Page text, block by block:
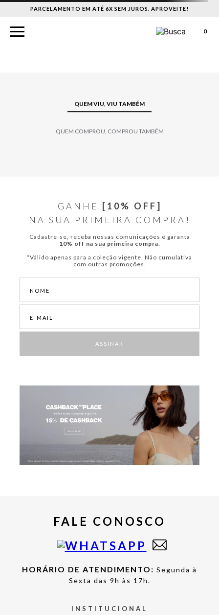
PARCELAMENTO EM ATÉ 6X SEM JUROS. APROVEITE!
0
QUEM VIU, VIU TAMBÉM
QUEM COMPROU, COMPROU TAMBÉM
GANHE
[10% OFF]
NA SUA PRIMEIRA COMPRA!
Cadastre-se, receba nossas comunicações e garanta
10% off na sua primeira compra.
*Válido apenas para a coleção vigente. Não cumulativa
com outras promoções.
ASSINAR
FALE CONOSCO
HORÁRIO DE ATENDIMENTO: Segunda à
Sexta das 9h às 17h.
INSTITUCIONAL